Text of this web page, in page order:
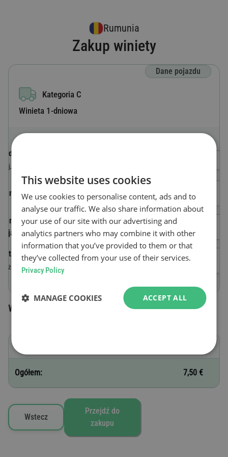
Rumunia
Zakup winiety
Dane pojazdu
Kategoria C
Winieta 1-dniowa
Kod kraju
Kraj, w którym pojazd jest zarejestrowany
Numer tablicy rejestracyjnej
Numer identyfikacyjny
pojazdu (VIN)
Data rozpoczęcia ważności
Ważna do godziny 23:59 w dniu zakupu.
Wybrane winiety drogowe
Ogółem: 7,50 €
Wstecz
Przejdź do
zakupu
This website uses cookies
We use cookies to personalise content, ads and to
analyse our traffic. We also share information about
your use of our site with our advertising and
analytics partners who may combine it with other
information that you’ve provided to them or that
they’ve collected from your use of their services.
Privacy Policy
ACCEPT ALL
MANAGE COOKIES